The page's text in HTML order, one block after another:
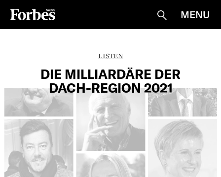
Suche
MENU
LISTEN
DIE MILLIARDÄRE DER
DACH-REGION 2021